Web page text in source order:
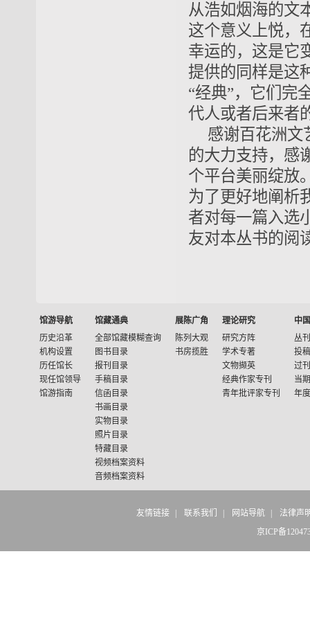
从浩如烟海的文
这个意义上悦，
幸运的，这是它
提供的同样是这
“经典”，它们完
代人或者后来者
感谢百花洲文
的大力支持，感
个平台美丽绽放
为了更好地阐析
者对每一篇入选
友对本丛书的阅
馆游导航
历史沿革
机构设置
历任馆长
现任馆领导
馆游指南
馆藏通典
全部馆藏模糊查询
图书目录
报刊目录
手稿目录
信函目录
书画目录
实物目录
照片目录
特藏目录
视频档案资料
音频档案资料
展陈广角
陈列大观
书房揽胜
理论研究
研究方阵
学术专著
文物撷英
经典作家专刊
青年批评家专刊
中
丛
投
过
当
年
友情链接 联系我们 网站导航
法律声
京ICP备